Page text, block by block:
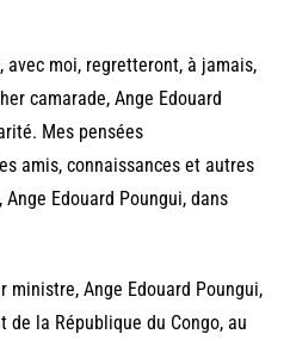
avec moi, regretteront, à jamais,
camarade, Ange Edouard
Mes pensées
amis, connaissances et autres
Edouard Poungui, dans
ministre, Ange Edouard Poungui,
la République du Congo, au